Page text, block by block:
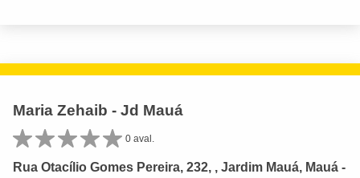
Maria Zehaib - Jd Mauá
0 aval.
Rua Otacílio Gomes Pereira, 232, , Jardim Mauá, Mauá -